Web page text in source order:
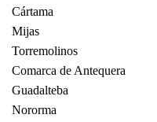
Cártama
Mijas
Torremolinos
Comarca de Antequera
Guadalteba
Nororma